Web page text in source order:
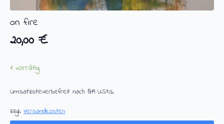
on fire
20,00 €
1 vorrätig
Umsatzsteuerbefreit nach §19 UStG.
zzgl. Versandkosten